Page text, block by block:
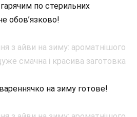
по стерильних
обов’язково!
на зиму готове!